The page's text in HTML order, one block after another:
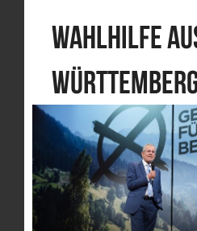
Wahlhilfe